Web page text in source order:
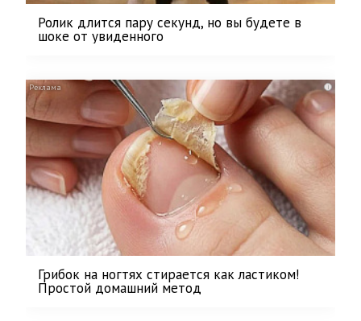
Ролик длится пару секунд, но вы будете в
шоке от увиденного
i
Грибок на ногтях стирается как ластиком!
Простой домашний метод